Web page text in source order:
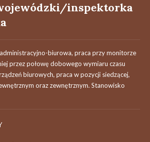
inspektorka
biurowa, praca przy monitorze
przez połowę dobowego wymiaru czasu
biurowych, praca w pozycji siedzącej,
oraz zewnętrznym. Stanowisko